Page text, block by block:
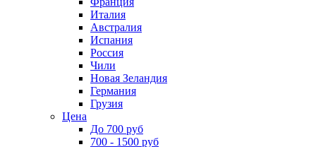
Италия
Австралия
Испания
Россия
Чили
Новая Зеландия
Германия
Грузия
Цена
До 700 руб
700 - 1500 руб